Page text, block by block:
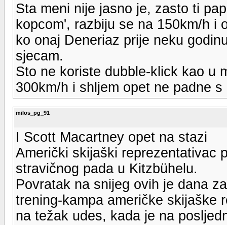
Sta meni nije jasno je, zasto ti
kopcom', razbiju se na 150km/h i
ko onaj Deneriaz prije neku
sjecam.
Sto ne koriste dubble-klick kao u
300km/h i shljem opet ne padne s
milos_pg_91
I Scott Macartney opet na stazi
Američki skijaški reprezentativac
stravičnog pada u Kitzbühelu.
Povratak na snijeg ovih je dana
trening-kampa američke skijaške
na težak udes, kada je na